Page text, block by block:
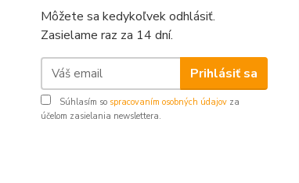
Môžete sa kedykoľvek odhlásiť.
Zasielame raz za 14 dní.
Prihlásiť sa
Súhlasím so spracovaním osobných údajov za
účelom zasielania newslettera.